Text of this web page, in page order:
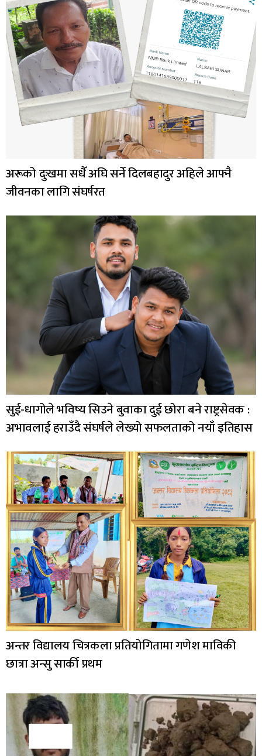
अरूको दुःखमा सधैँ अघि सर्ने दिलबहादुर अहिले आफ्नै
जीवनका लागि संघर्षरत
सुई-धागोले भविष्य सिउने बुवाका दुई छोरा बने राष्ट्रसेवक :
अभावलाई हराउँदै संघर्षले लेख्यो सफलताको नयाँ इतिहास
अन्तर विद्यालय चित्रकला प्रतियोगितामा गणेश माविकी
छात्रा अन्सु सार्की प्रथम